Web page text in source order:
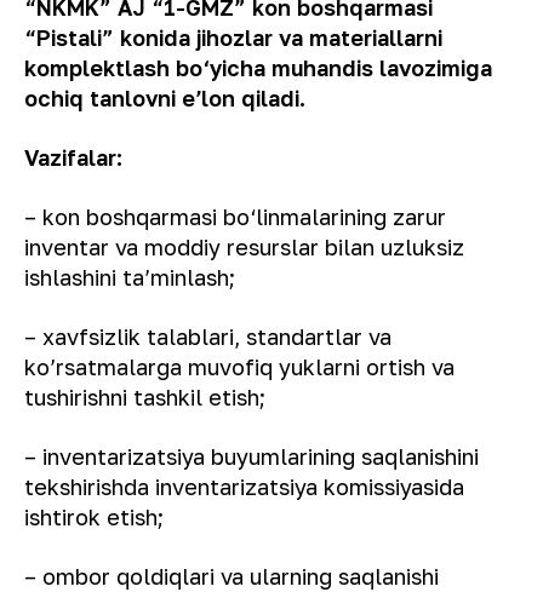
“NKMK” AJ “1-GMZ” kon boshqarmasi
“Pistali” konida jihozlar vа materiallarni
komplektlash bo‘yicha muhandis lavozimiga
ochiq tanlovni eʼlon qiladi.
Vazifalar:
– kon boshqarmasi bo‘linmalarining zarur
inventar va moddiy resurslar bilan uzluksiz
ishlashini ta’minlash;
– xavfsizlik talablari, standartlar va
ko’rsatmalarga muvofiq yuklarni ortish va
tushirishni tashkil etish;
– inventarizatsiya buyumlarining saqlanishini
tekshirishda inventarizatsiya komissiyasida
ishtirok etish;
– ombor qoldiqlari va ularning saqlanishi